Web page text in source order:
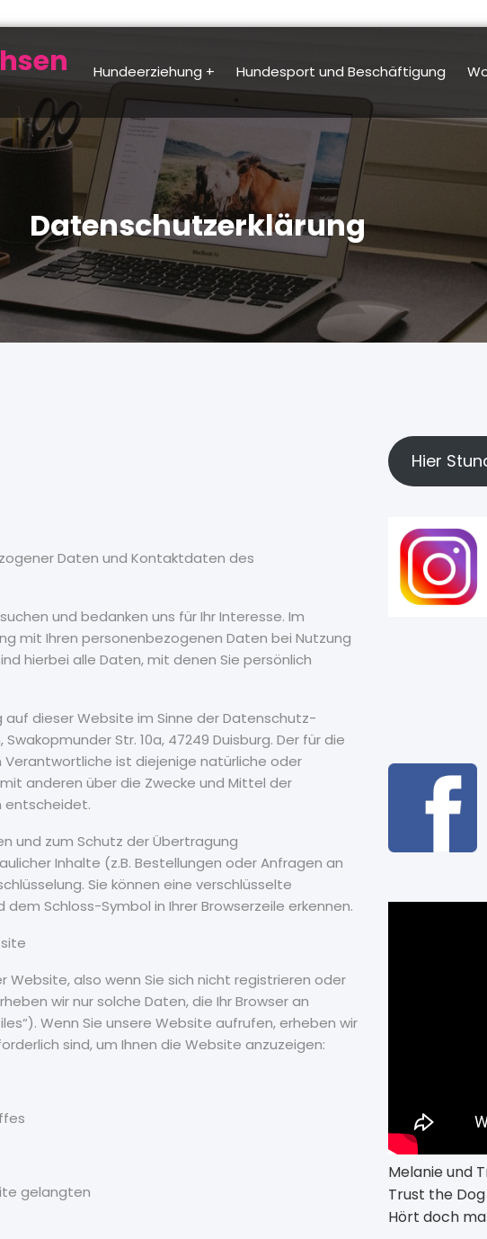
Hundeerziehung Hundesport und Beschäftigung
Datenschutzerklärung
Daten und Kontaktdaten des
und bedanken uns für Ihr Interesse. Im
mit Ihren personenbezogenen Daten bei Nutzung
hierbei alle Daten, mit denen Sie persönlich
dieser Website im Sinne der Datenschutz-
Str. 10a, 47249 Duisburg. Der für die
ist diejenige natürliche oder
anderen über die Zwecke und Mittel der
entscheidet.
und zum Schutz der Übertragung
Inhalte (z.B. Bestellungen oder Anfragen an
Sie können eine verschlüsselte
Schloss-Symbol in Ihrer Browserzeile erkennen.
also wenn Sie sich nicht registrieren oder
wir nur solche Daten, die Ihr Browser an
Wenn Sie unsere Website aufrufen, erheben wir
sind, um Ihnen die Website anzuzeigen:
gelangten
Hier
Melanie und
Trust the
Hört doch